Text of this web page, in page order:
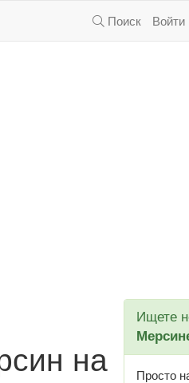
Поиск Войти
на
Ищете
Просто